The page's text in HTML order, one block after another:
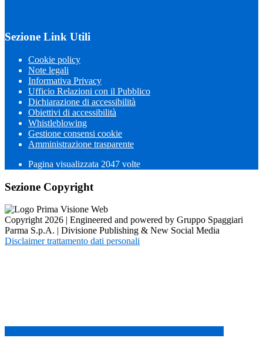
Sezione Link Utili
Cookie policy
Note legali
Informativa Privacy
Ufficio Relazioni con il Pubblico
Dichiarazione di accessibilità
Obiettivi di accessibilità
Whistleblowing
Gestione consensi cookie
Amministrazione trasparente
Pagina visualizzata 2047 volte
Sezione Copyright
Copyright 2026 | Engineered and powered by Gruppo Spaggiari
Parma S.p.A. | Divisione Publishing & New Social Media
Disclaimer trattamento dati personali